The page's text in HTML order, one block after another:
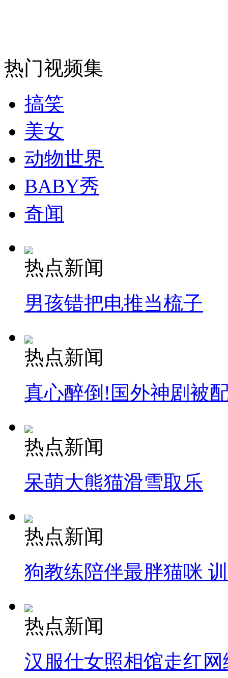
消防员救轻生者 花炮节热闹非凡
司机酒驾遇交警 急速倒车逃窜
热门视频集
搞笑
美女
动物世界
BABY秀
奇闻
热点新闻
男孩错把电推当梳子
热点新闻
真心醉倒!国外神剧被
热点新闻
呆萌大熊猫滑雪取乐
热点新闻
狗教练陪伴最胖猫咪
热点新闻
汉服仕女照相馆走红网